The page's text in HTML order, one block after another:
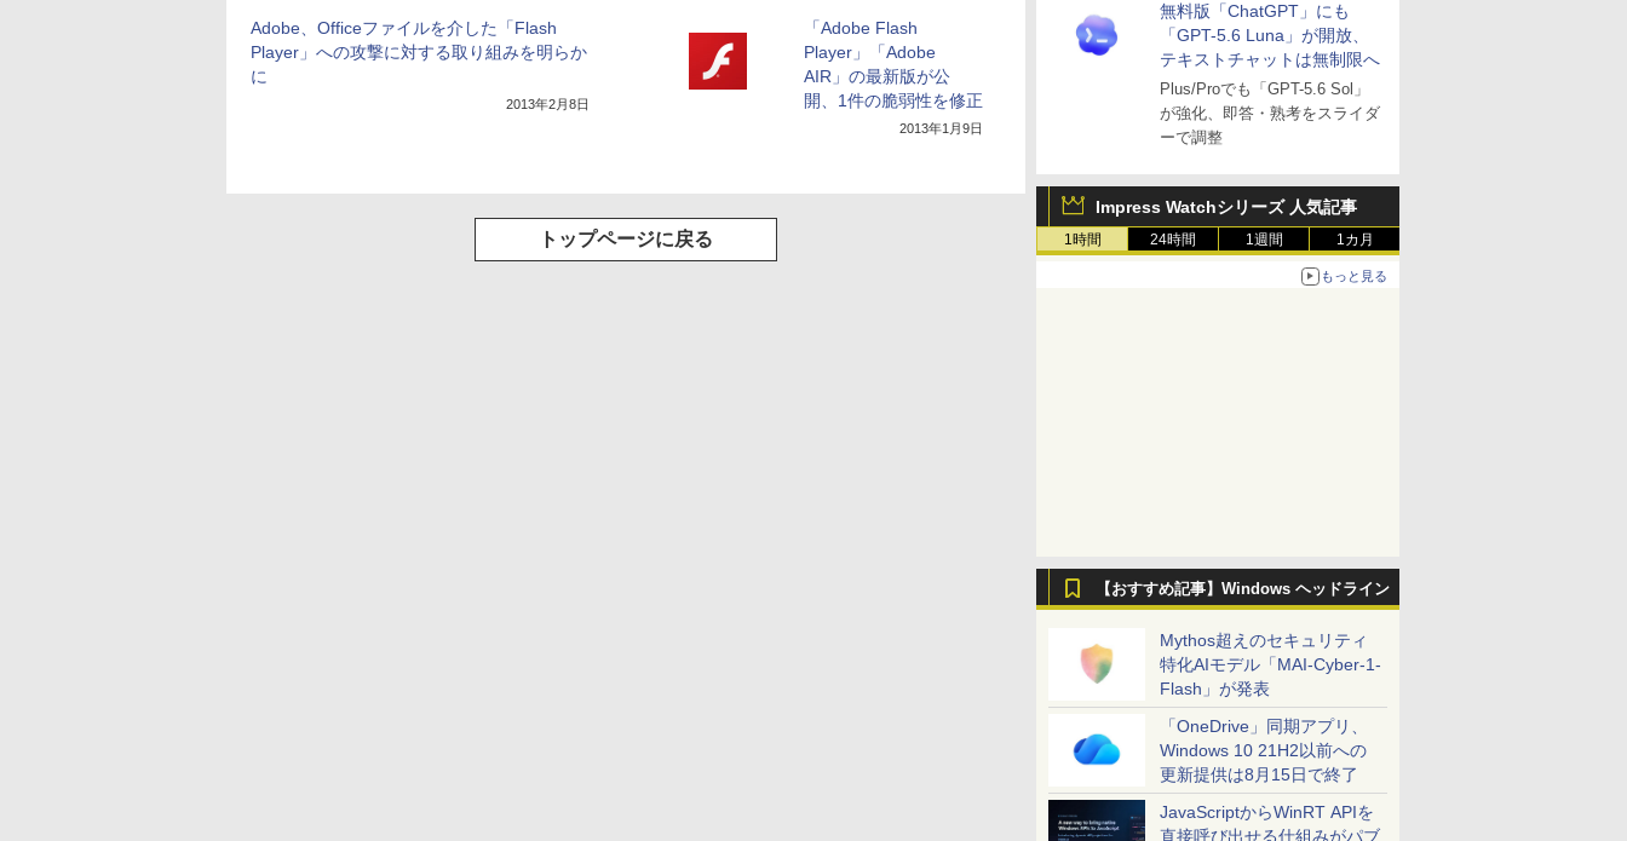
無料版「ChatGPT」にも
「GPT-5.6 Luna」が開放、
テキストチャットは無制限へ
Plus/Proでも「GPT-5.6 Sol」
が強化、即答・熟考をスライダ
ーで調整
Impress Watchシリーズ 人気記事
1時間 24時間 1週間 1カ月
もっと見る
【おすすめ記事】Windows ヘッドライン
Mythos超えのセキュリティ
特化AIモデル「MAI-Cyber-1-
Flash」が発表
「OneDrive」同期アプリ、
Windows 10 21H2以前への
更新提供は8月15日で終了
JavaScriptからWinRT APIを
直接呼び出せる仕組みがパブ
Adobe、Officeファイルを介した「Flash
Player」への攻撃に対する取り組みを明らか
に
2013年2月8日
「Adobe Flash
Player」「Adobe
AIR」の最新版が公
開、1件の脆弱性を修正
2013年1月9日
トップページに戻る